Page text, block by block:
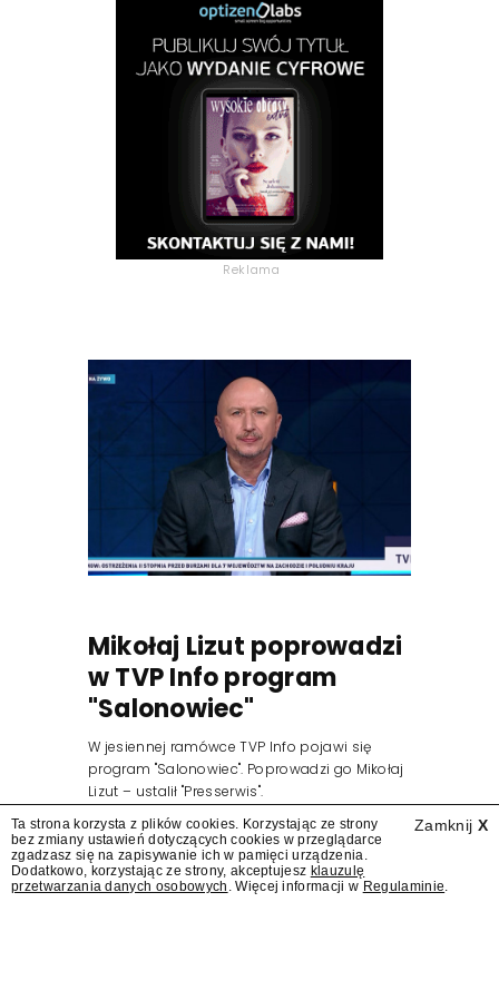
Reklama
Mikołaj Lizut poprowadzi
w TVP Info program
"Salonowiec"
W jesiennej ramówce TVP Info pojawi się
program "Salonowiec". Poprowadzi go Mikołaj
Lizut – ustalił "Presserwis".
Zamknij X
Ta strona korzysta z plików cookies. Korzystając ze strony
bez zmiany ustawień dotyczących cookies w przeglądarce
zgadzasz się na zapisywanie ich w pamięci urządzenia.
Dodatkowo, korzystając ze strony, akceptujesz klauzulę
przetwarzania danych osobowych . Więcej informacji w Regulaminie.